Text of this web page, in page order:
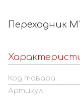
Переходник
Код товара:
Артикул: